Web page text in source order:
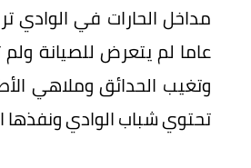
عاما لم يتعرض للصيانة
وتغيب الحدائق وملاهي
تحتوي شباب الوادي ونفذها